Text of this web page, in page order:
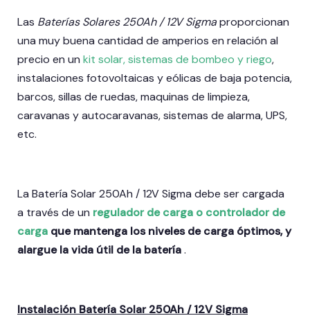
Las Baterías Solares 250Ah / 12V Sigmaproporcionan
una muy buena cantidad de amperios en relación al
precio en un kit solar, sistemas de bombeo y riego,
instalaciones fotovoltaicas y eólicas de baja potencia,
barcos, sillas de ruedas, maquinas de limpieza,
caravanas y autocaravanas, sistemas de alarma, UPS,
etc.
La Batería Solar 250Ah / 12V Sigma debe ser cargada
a través de un regulador de carga o controlador de
carga que mantenga los niveles de carga óptimos, y
alargue la vida útil de la batería.
Instalación Batería Solar 250Ah / 12V Sigma